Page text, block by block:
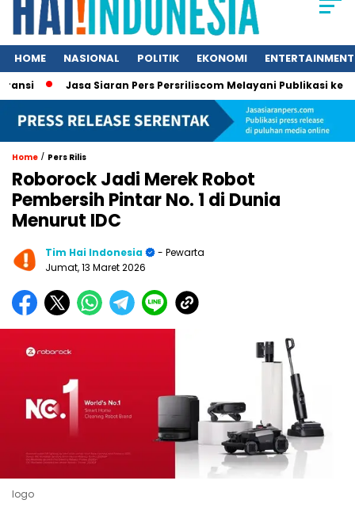
HOME NASIONAL POLITIK EKONOMI ENTERTAINMENT
Jasa Siaran Pers Persriliscom Melayani Publikasi ke Lebih
Home / Pers Rilis
Roborock Jadi Merek Robot
Pembersih Pintar No. 1 di Dunia
Menurut IDC
Tim Hai Indonesia
- Pewarta
Jumat, 13 Maret 2026
logo